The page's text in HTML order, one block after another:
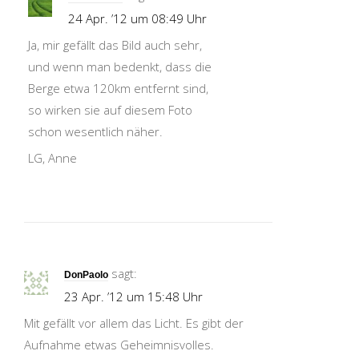
24 Apr. ’12 um 08:49 Uhr
Ja, mir gefällt das Bild auch sehr,
und wenn man bedenkt, dass die
Berge etwa 120km entfernt sind,
so wirken sie auf diesem Foto
schon wesentlich näher.
LG, Anne
DonPaolo sagt:
23 Apr. ’12 um 15:48 Uhr
Mit gefällt vor allem das Licht. Es gibt der
Aufnahme etwas Geheimnisvolles.